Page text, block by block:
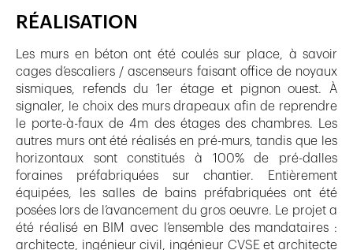
RÉALISATION
Les murs en béton ont été coulés sur place, à savoir
cages d’escaliers / ascenseurs faisant office de noyaux
sismiques, refends du 1er étage et pignon ouest. À
signaler, le choix des murs drapeaux afin de reprendre
le porte-à-faux de 4m des étages des chambres. Les
autres murs ont été réalisés en pré-murs, tandis que les
horizontaux sont constitués à 100% de pré-dalles
foraines préfabriquées sur chantier. Entièrement
équipées, les salles de bains préfabriquées ont été
posées lors de l’avancement du gros oeuvre. Le projet a
été réalisé en BIM avec l’ensemble des mandataires :
architecte, ingénieur civil, ingénieur CVSE et architecte